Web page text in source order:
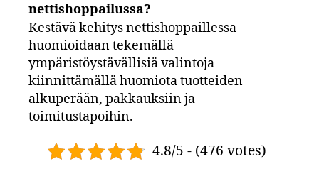
nettishoppailussa?
Kestävä kehitys nettishoppaillessa
huomioidaan tekemällä
ympäristöystävällisiä valintoja
kiinnittämällä huomiota tuotteiden
alkuperään, pakkauksiin ja
toimitustapoihin.
4.8/5 - (476 votes)